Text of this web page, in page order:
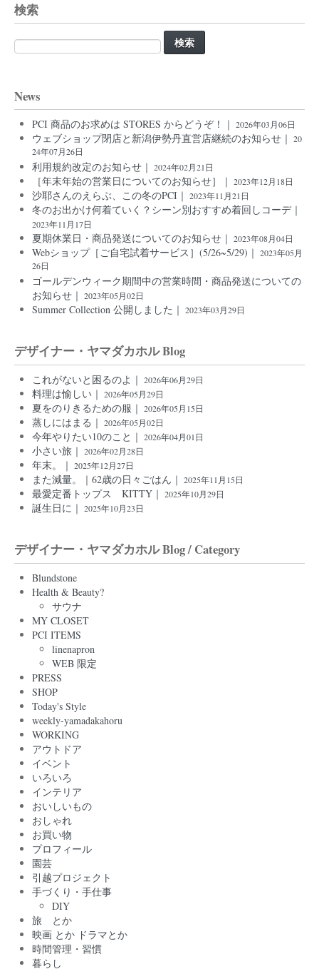
検索
検
索:
News
PCI 商品のお求めは STORES からどうぞ！｜ 2026年03月06日
ウェブショップ閉店と新潟伊勢丹直営店継続のお知らせ｜ 20
24年07月26日
利用規約改定のお知らせ｜ 2024年02月21日
［年末年始の営業日についてのお知らせ］｜ 2023年12月18日
沙耶さんのえらぶ、この冬のPCI｜ 2023年11月21日
冬のお出かけ何着ていく？シーン別おすすめ着回しコーデ｜
2023年11月17日
夏期休業日・商品発送についてのお知らせ｜ 2023年08月04日
Webショップ［ご自宅試着サービス］(5/26~5/29)｜ 2023年05月
26日
ゴールデンウィーク期間中の営業時間・商品発送についての
お知らせ｜ 2023年05月02日
Summer Collection 公開しました｜ 2023年03月29日
デザイナー・ヤマダカホル Blog
これがないと困るのよ｜ 2026年06月29日
料理は愉しい｜ 2026年05月29日
夏をのりきるための服｜ 2026年05月15日
蒸しにはまる｜ 2026年05月02日
今年やりたい10のこと｜ 2026年04月01日
小さい旅｜ 2026年02月28日
年末。｜ 2025年12月27日
また減量。｜62歳の日々ごはん｜ 2025年11月15日
最愛定番トップス KITTY｜ 2025年10月29日
誕生日に｜ 2025年10月23日
デザイナー・ヤマダカホル Blog / Category
Blundstone
Health & Beauty?
サウナ
MY CLOSET
PCI ITEMS
linenapron
WEB 限定
PRESS
SHOP
Today's Style
weekly-yamadakahoru
WORKING
アウトドア
イベント
いろいろ
インテリア
おいしいもの
おしゃれ
お買い物
プロフィール
園芸
引越プロジェクト
手づくり・手仕事
DIY
旅 とか
映画 とか ドラマとか
時間管理・習慣
暮らし